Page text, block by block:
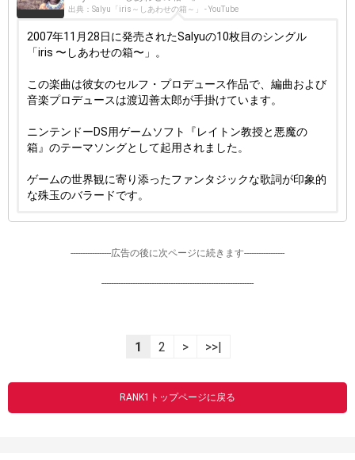
出典：Salyu「iris～しあわせの箱～」 - YouTube
2007年11月28日に発売されたSalyuの10枚目のシングル
「iris 〜しあわせの箱〜」。
この楽曲は彼女のセルフ・プロデュース作品で、編曲および
音楽プロデュースは渡辺善太郎が手掛けています。
ニンテンドーDS用ゲームソフト『レイトン教授と悪魔の
箱』のテーマソングとして起用されました。
ゲームの世界観に寄り添ったファンタジックな歌詞が印象的
な殊玉のバラードです。
-----------------広告の後に次ページに続きます-----------------
----------------------------------------------------------------
1 2 > >>|
RANK1トップページに戻る